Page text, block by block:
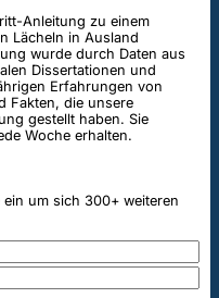
Anleitung zu einem
Lächeln in Ausland
wurde durch Daten aus
Dissertationen und
Erfahrungen von
Fakten, die unsere
gestellt haben. Sie
Woche erhalten.
um sich 300+ weiteren